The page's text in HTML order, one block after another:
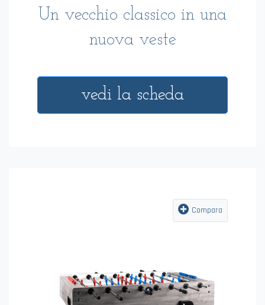
Un vecchio classico in una
nuova veste
vedi la scheda
Compara